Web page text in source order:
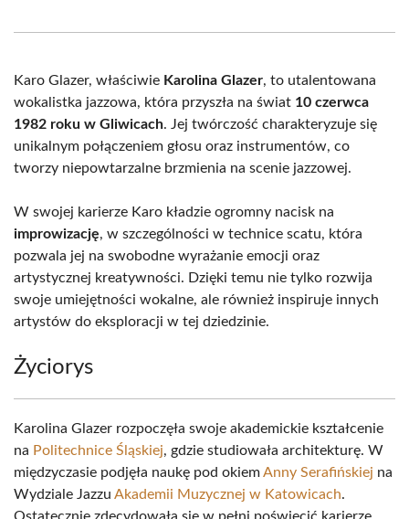
(Twitter)
Karo Glazer, właściwie Karolina Glazer, to utalentowana
wokalistka jazzowa, która przyszła na świat 10 czerwca
1982 roku w Gliwicach. Jej twórczość charakteryzuje się
unikalnym połączeniem głosu oraz instrumentów, co
tworzy niepowtarzalne brzmienia na scenie jazzowej.
W swojej karierze Karo kładzie ogromny nacisk na
improwizację, w szczególności w technice scatu, która
pozwala jej na swobodne wyrażanie emocji oraz
artystycznej kreatywności. Dzięki temu nie tylko rozwija
swoje umiejętności wokalne, ale również inspiruje innych
artystów do eksploracji w tej dziedzinie.
Życiorys
Karolina Glazer rozpoczęła swoje akademickie kształcenie
na Politechnice Śląskiej, gdzie studiowała architekturę. W
międzyczasie podjęła naukę pod okiemAnny Serafińskiej na
Wydziale Jazzu Akademii Muzycznej w Katowicach.